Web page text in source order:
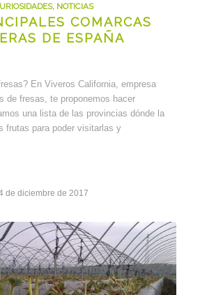
, NOTICIAS
COMARCAS
DE ESPAÑA
En Viveros California, empresa
de fresas, te proponemos hacer
una lista de las provincias dónde la
frutas para poder visitarlas y
de diciembre de 2017